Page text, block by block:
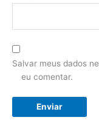
Salvar meus dados
eu comentar.